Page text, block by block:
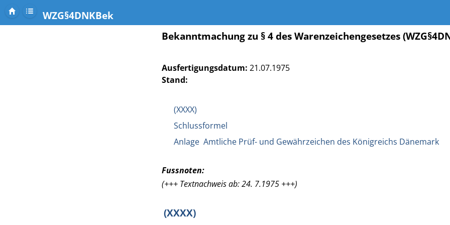
WZG§4DNKBek
Bekanntmachung zu § 4 des Warenzeichengesetzes
Ausfertigungsdatum: 21.07.1975
Stand:
(XXXX)
Schlussformel
Anlage Amtliche Prüf- und Gewährzeichen des Königreichs Dänemark
Fussnoten:
(+++ Textnachweis ab: 24. 7.1975 +++)
(XXXX)